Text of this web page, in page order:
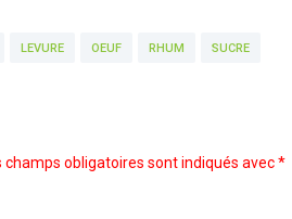
LEVURE OEUF RHUM SUCRE
champs obligatoires sont indiqués avec*